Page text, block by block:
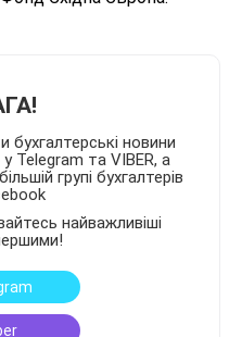
новини
Telegram та VIBER, а
групі бухгалтерів
найважливіші